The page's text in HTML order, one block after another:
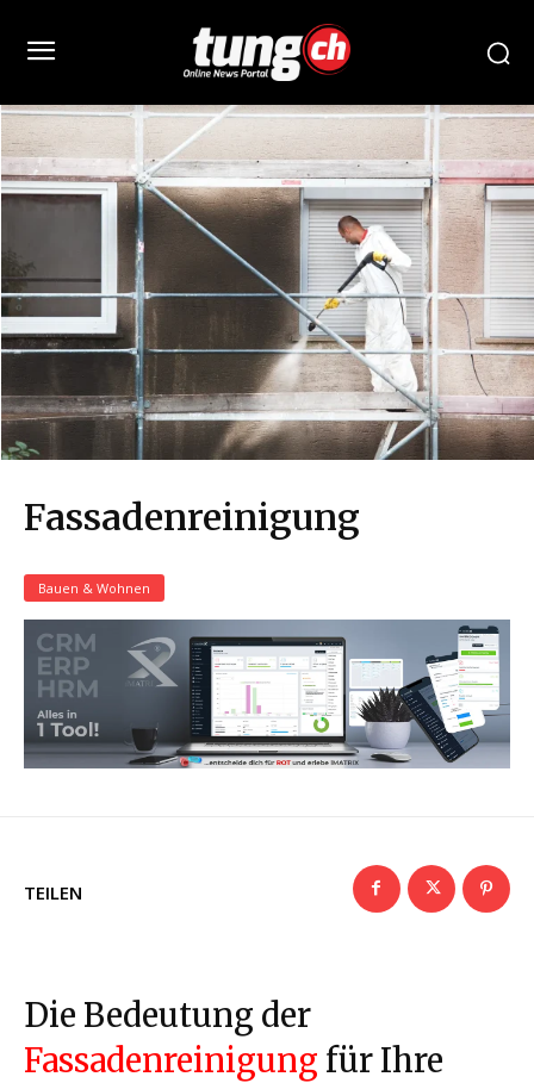
Fassadenreinigung
Bauen & Wohnen
TEILEN
Die Bedeutung der
Fassadenreinigung für Ihre